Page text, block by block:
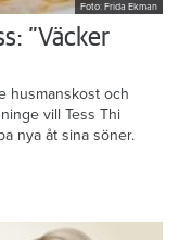
Foto: Frida Ekman
”Väcker
husmanskost och
vill Tess Thi
nya åt sina söner.